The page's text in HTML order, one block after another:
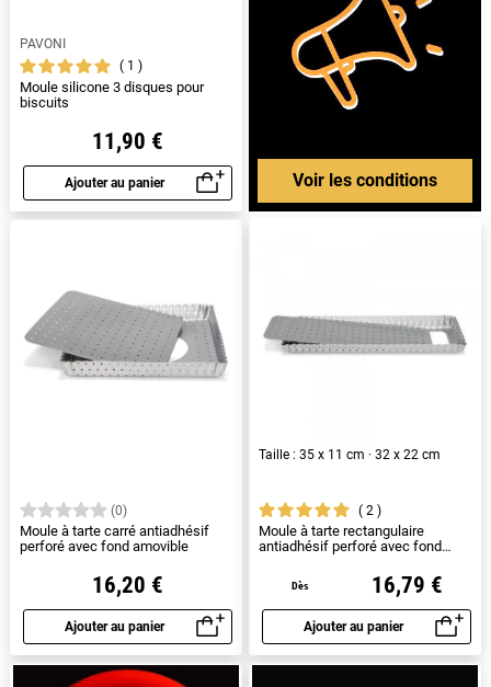
PAVONI
1
Moule silicone 3 disques pour
biscuits
11,90 €
Ajouter au panier
Aperçu rapide
Voir les conditions
(0)
Moule à tarte carré antiadhésif
perforé avec fond amovible
16,20 €
Ajouter au panier
Aperçu rapide
Taille : 35 x 11 cm · 32 x 22 cm
2
Moule à tarte rectangulaire
antiadhésif perforé avec fond
Dès 16,79 €
Ajouter au panier
Aperçu rapide